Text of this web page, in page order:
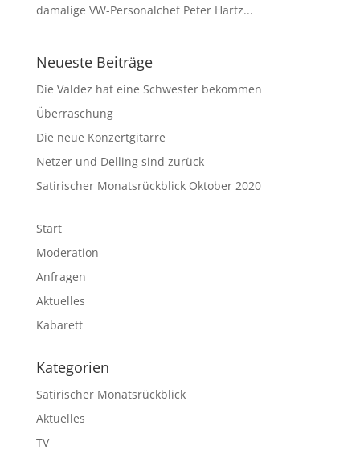
damalige VW-Personalchef Peter Hartz...
Neueste Beiträge
Die Valdez hat eine Schwester bekommen
Überraschung
Die neue Konzertgitarre
Netzer und Delling sind zurück
Satirischer Monatsrückblick Oktober 2020
Start
Moderation
Anfragen
Aktuelles
Kabarett
Kategorien
Satirischer Monatsrückblick
Aktuelles
TV